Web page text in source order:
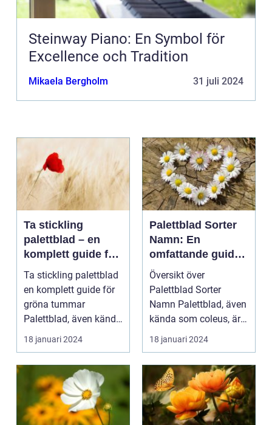
Steinway Piano: En Symbol för
Excellence och Tradition
Mikaela Bergholm 31 juli 2024
Ta stickling
palettblad – en
komplett guide för
gröna tummar
Ta stickling palettblad
en komplett guide för
gröna tummar
Palettblad, även känd
som krukpelargon ...
18 januari 2024
Palettblad Sorter
Namn: En
omfattande guide
till denna populära
växt
Översikt över
Palettblad Sorter
Namn Palettblad, även
kända som coleus, är
en färgglad och
populär ...
18 januari 2024